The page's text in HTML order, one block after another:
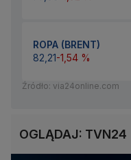
ROPA (BRENT)
82,21-1,54 %
Źródło: via24online.com
OGLĄDAJ: TVN24